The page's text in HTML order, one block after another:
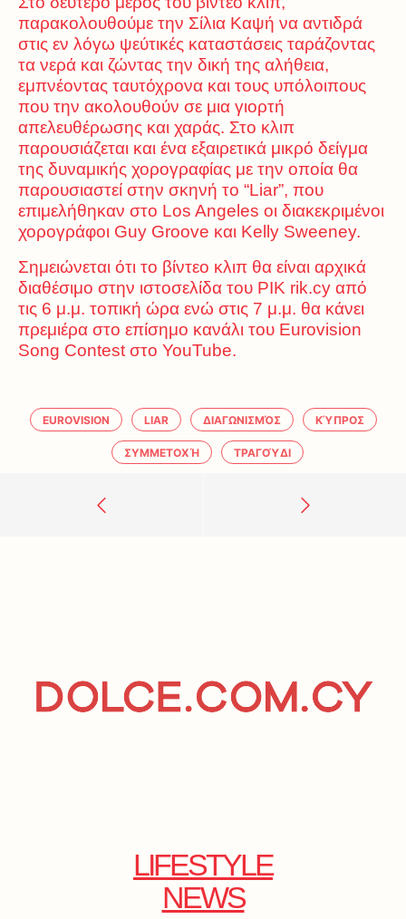
παρακολουθούμε την Σίλια Καψή να αντιδρά
στις εν λόγω ψεύτικές καταστάσεις ταράζοντας
τα νερά και ζώντας την δική της αλήθεια,
εμπνέοντας ταυτόχρονα και τους υπόλοιπους
που την ακολουθούν σε μια γιορτή
απελευθέρωσης και χαράς. Στο κλιπ
παρουσιάζεται και ένα εξαιρετικά μικρό δείγμα
της δυναμικής χορογραφίας με την οποία θα
παρουσιαστεί στην σκηνή το “Liar”, που
επιμελήθηκαν στο Los Angeles οι διακεκριμένοι
χορογράφοι Guy Groove και Kelly Sweeney.
Σημειώνεται ότι το βίντεο κλιπ θα είναι αρχικά
διαθέσιμο στην ιστοσελίδα του ΡΙΚ rik.cy από
τις 6 μ.μ. τοπική ώρα ενώ στις 7 μ.μ. θα κάνει
πρεμιέρα στο επίσημο κανάλι του Eurovision
Song Contest στο YouTube.
EUROVISION LIAR ΔΙΑΓΩΝΙΣΜΌΣ ΚΎΠΡΟΣ
ΣΥΜΜΕΤΟΧΉ ΤΡΑΓΟΎΔΙ
LIFESTYLE
NEWS